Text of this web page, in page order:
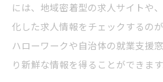
には、地域密着型の求人サイトや
化した求人情報をチェックするの
ハローワークや自治体の就業支援
り新鮮な情報を得ることができます